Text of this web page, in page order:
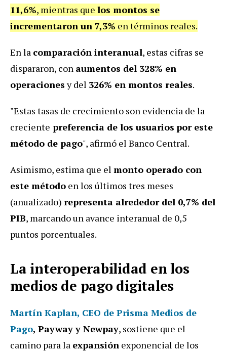
11,6%, mientras que los montos se
incrementaron un 7,3% en términos reales.
En la comparación interanual, estas cifras se
dispararon, con aumentos del 328% en
operacionesy del 326% en montos reales.
"Estas tasas de crecimiento son evidencia de la
creciente preferencia de los usuarios por este
método de pago", afirmó el Banco Central.
Asimismo, estima que el monto operado con
este método en los últimos tres meses
(anualizado) representa alrededor del 0,7% del
PIB, marcando un avance interanual de 0,5
puntos porcentuales.
La interoperabilidad en los
medios de pago digitales
Martín Kaplan, CEO de Prisma Medios de
Pago, Payway y Newpay, sostiene que el
camino para la expansión exponencial de los